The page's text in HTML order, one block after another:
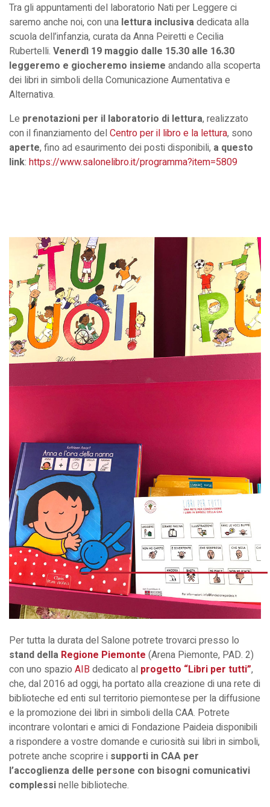
Tra gli appuntamenti del laboratorio Nati per Leggere ci
saremo anche noi, con una lettura inclusivadedicata alla
scuola dell’infanzia, curata da Anna Peiretti e Cecilia
Rubertelli. Venerdì 19 maggio dalle 15.30 alle 16.30
leggeremo e giocheremo insieme andando alla scoperta
dei libri in simboli della Comunicazione Aumentativa e
Alternativa.
Le prenotazioni per il laboratorio di lettura, realizzato
con il finanziamento del Centro per il libro e la lettura, sono
aperte, fino ad esaurimento dei posti disponibili, a questo
link: https://www.salonelibro.it/programma?item=5809
Per tutta la durata del Salone potrete trovarci presso lo
stand della Regione Piemonte (Arena Piemonte, PAD. 2)
con uno spazio AIBdedicato al progetto “Libri per tutti”,
che, dal 2016 ad oggi, ha portato alla creazione di una rete di
biblioteche ed enti sul territorio piemontese per la diffusione
e la promozione dei libri in simboli della CAA. Potrete
incontrare volontari e amici di Fondazione Paideia disponibili
a rispondere a vostre domande e curiosità sui libri in simboli,
potrete anche scoprire i supporti in CAA per
l’accoglienza delle persone con bisogni comunicativi
complessinelle biblioteche.